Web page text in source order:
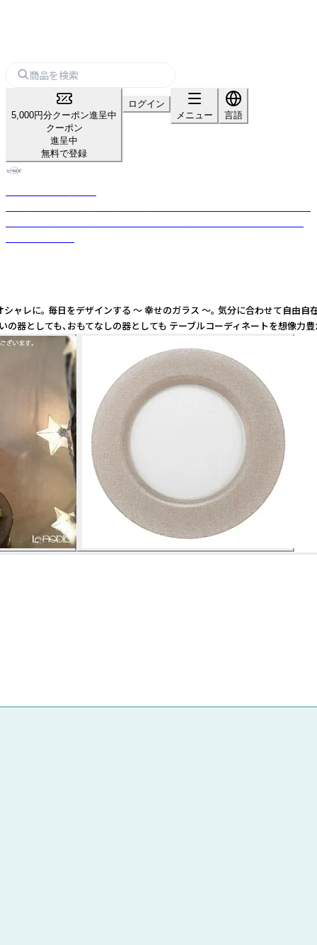
5,000円分クーポン進呈中
クーポン
進呈中
無料で登録
ログイン
メニュー
言語
毎日をデザインする ～ 幸せのガラス ～。 気分に合わせて自由
器としても、おもてなしの器としても テーブルコーディネートを想像力